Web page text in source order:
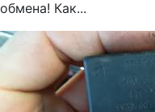
обмена! Как...